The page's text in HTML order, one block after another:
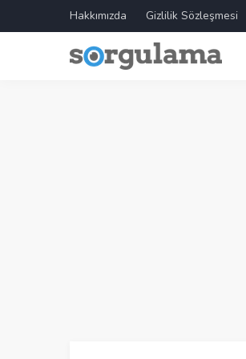
Hakkımızda Gizlilik Sözleşmesi